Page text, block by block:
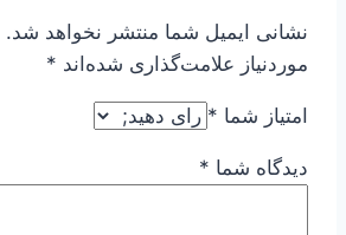
نشانی ایمیل شما منتشر نخواهد شد.
موردنیاز علامت‌گذاری شده‌اند *
امتیاز شما *
دیدگاه شما *